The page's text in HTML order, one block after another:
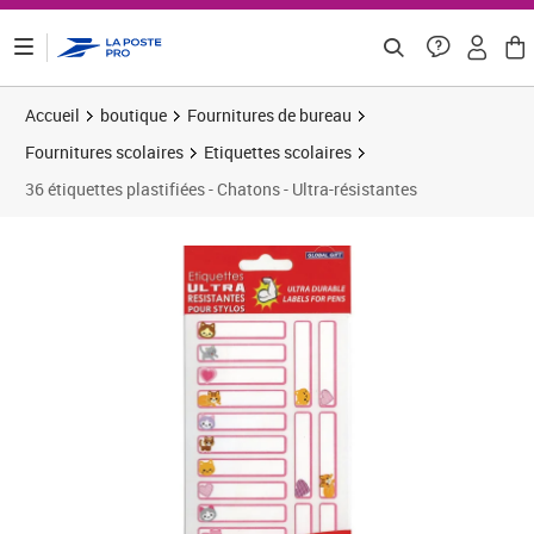
Accueil boutique
Fournitures de bureau
Fournitures scolaires
Etiquettes scolaires
36 étiquettes plastifiées - Chatons - Ultra-résistantes